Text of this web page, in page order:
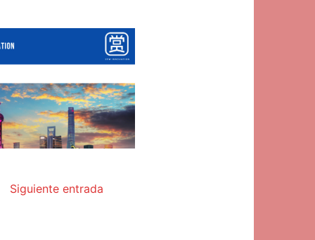
Siguiente entrada